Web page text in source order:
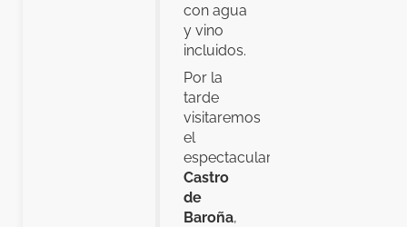
con agua
y vino
incluidos.
Por la
tarde
visitaremos
el
espectacular
Castro
de
Baroña,